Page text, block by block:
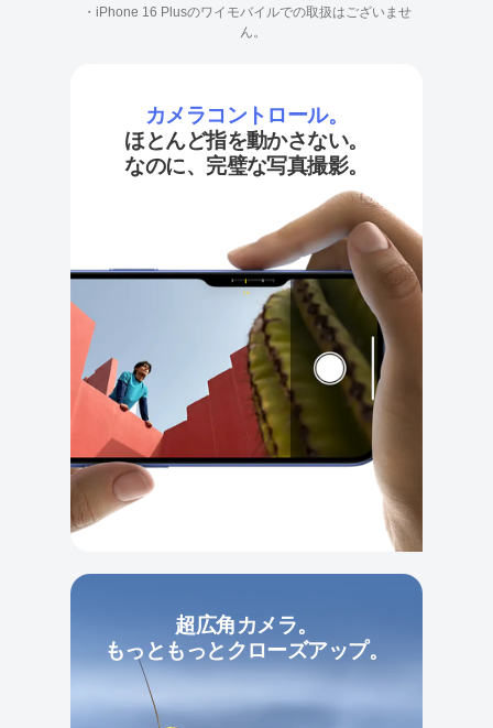
・iPhone 16 Plusのワイモバイルでの取扱はございませ
ん。
カメラコントロール。
ほとんど指を動かさない。
なのに、完璧な写真撮影。
超広角カメラ。
もっともっとクローズアップ。